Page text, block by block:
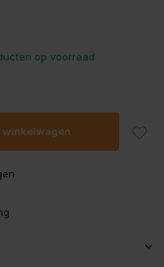
op voorraad
winkelwagen